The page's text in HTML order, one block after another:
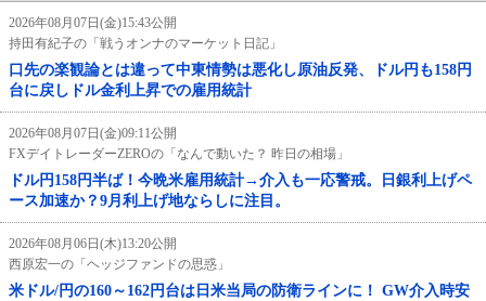
2026年08月07日(金)15:43公開
持田有紀子の「戦うオンナのマーケット日記」
口先の楽観論とは違って中東情勢は悪化し原油反発、ドル円も158円
台に戻しドル金利上昇での雇用統計
2026年08月07日(金)09:11公開
FXデイトレーダーZEROの「なんで動いた？ 昨日の相場」
ドル円158円半ば！今晩米雇用統計→介入も一応警戒。日銀利上げペ
ース加速か？9月利上げ地ならしに注目。
2026年08月06日(木)13:20公開
西原宏一の「ヘッジファンドの思惑」
米ドル/円の160～162円台は日米当局の防衛ラインに！ GW介入時安